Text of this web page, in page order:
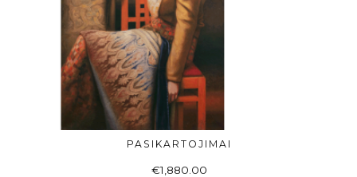
Į KREPŠELĮ
PASIKARTOJIMAI
€1,880.00